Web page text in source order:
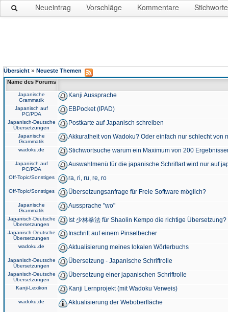
Neueintrag Vorschläge Kommentare Stichworte
Übersicht » Neueste Themen
Name des Forums
Japanische
Grammatik
Kanji Aussprache
Japanisch auf
PC/PDA
EBPocket (IPAD)
Japanisch-Deutsche
Übersetzungen
Postkarte auf Japanisch schreiben
Japanische
Grammatik
Akkuratheit von Wadoku? Oder einfach nur schlecht von
wadoku.de Stichwortsuche warum ein Maximum von 200
Japanisch auf
PC/PDA
Auswahlmenü für die japanische Schriftart wird nur auf
Off-Topic/Sonstiges ra, ri, ru, re, ro
Off-Topic/Sonstiges Übersetzungsanfrage für Freie Software möglich?
Japanische
Grammatik
Aussprache "wo"
Japanisch-Deutsche
Übersetzungen
Ist 少林拳法 für Shaolin Kempo die richtige Übersetzung?
Japanisch-Deutsche
Übersetzungen
Inschrift auf einem Pinselbecher
wadoku.de Aktualisierung meines lokalen Wörterbuchs
Japanisch-Deutsche
Übersetzungen
Übersetzung - Japanische Schriftrolle
Japanisch-Deutsche
Übersetzungen
Übersetzung einer japanischen Schriftrolle
Kanji-Lexikon Kanji Lernprojekt (mit Wadoku Verweis)
wadoku.de Aktualisierung der Weboberfläche